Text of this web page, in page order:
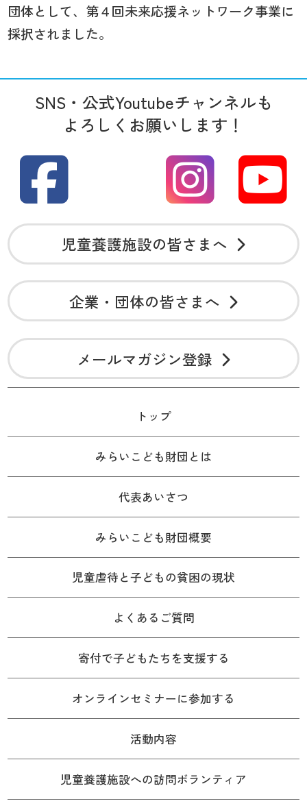
団体として、第４回未来応援ネットワーク事業に
採択されました。
SNS・公式Youtubeチャンネルも
よろしくお願いします！
児童養護施設の皆さまへ
企業・団体の皆さまへ
メールマガジン登録
トップ
みらいこども財団とは
代表あいさつ
みらいこども財団概要
児童虐待と子どもの貧困の現状
よくあるご質問
寄付で子どもたちを支援する
オンラインセミナーに参加する
活動内容
児童養護施設への訪問ボランティア